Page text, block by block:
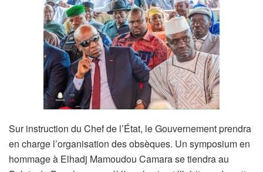
Sur instruction du Chef de l’État, le Gouvernement prendra
en charge l’organisation des obsèques. Un symposium en
hommage à Elhadj Mamoudou Camara se tiendra au